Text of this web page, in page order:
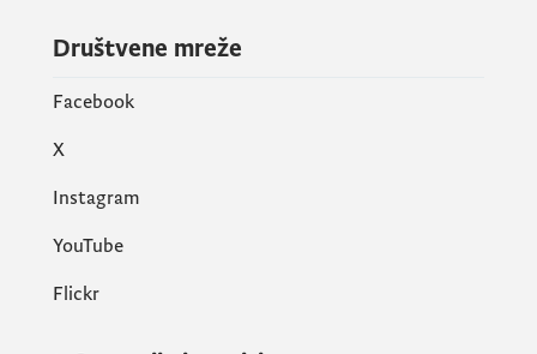
Društvene mreže
Facebook
X
Instagram
YouTube
Flickr